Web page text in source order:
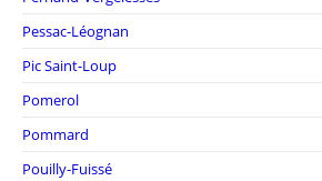
Pessac-Léognan
Pic Saint-Loup
Pomerol
Pommard
Pouilly-Fuissé